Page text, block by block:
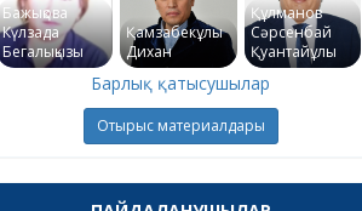
Бажықова
Күлзада
Бегалықызы
Қамзабекұлы
Дихан
Құлманов
Сәрсенбай
Қуантайұлы
Барлық қатысушылар
Отырыс материалдары